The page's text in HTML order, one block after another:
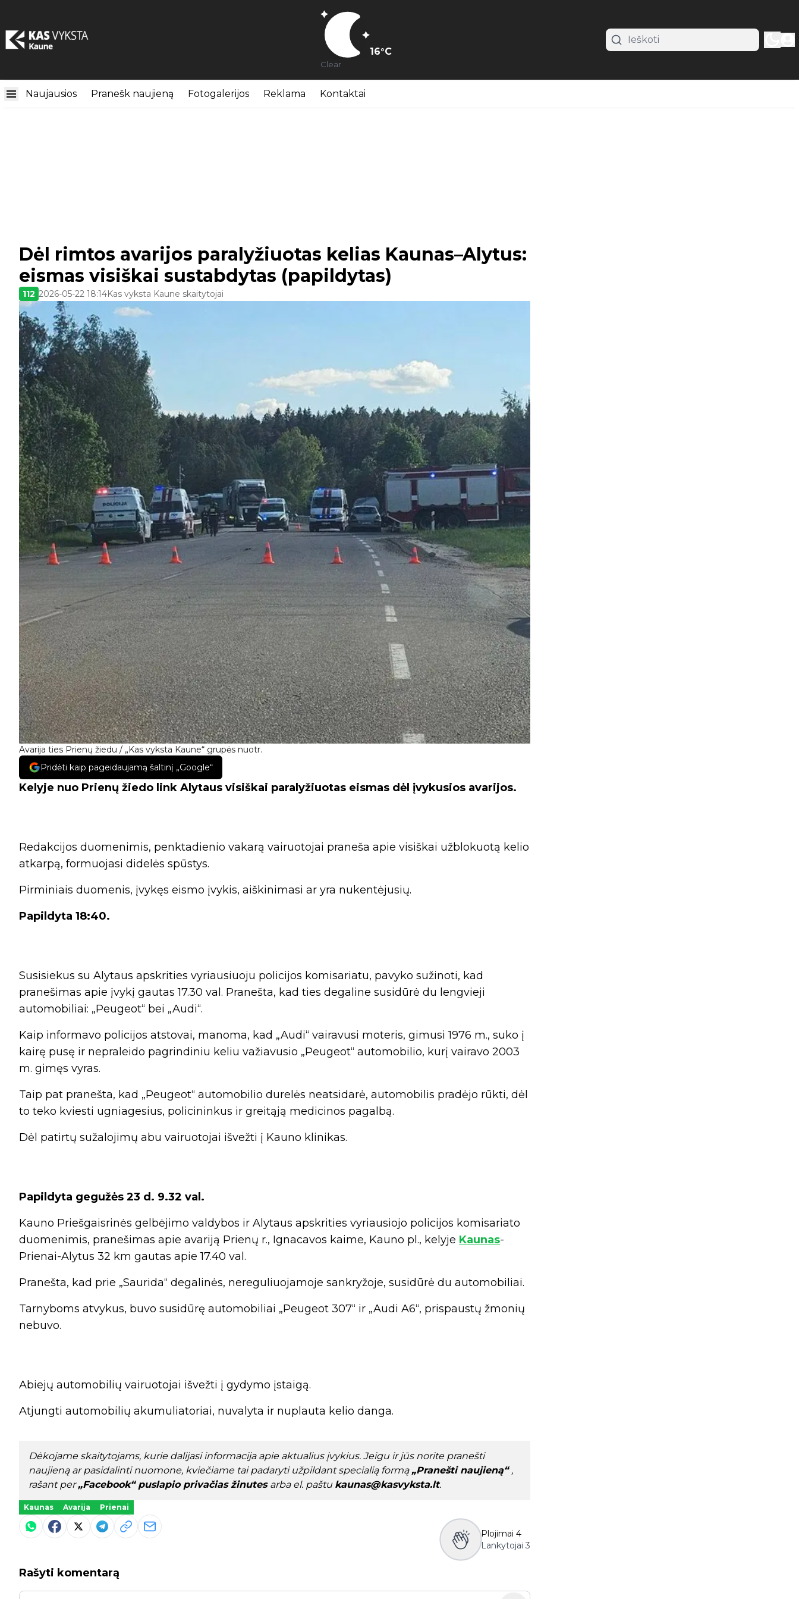
16°C
Clear
Naujausios Pranešk naujieną Fotogalerijos Reklama Kontaktai
Avarija ties Prienų žiedu / „Kas vyksta Kaune“ grupės nuotr.
Dėl rimtos avarijos paralyžiuotas kelias Kaunas–Alytus:
eismas visiškai sustabdytas (papildytas)
112 2026-05-22 18:14Kas vyksta Kaune skaitytojai
Pridėti kaip pageidaujamą šaltinį „Google“
Kelyje nuo Prienų žiedo link Alytaus visiškai paralyžiuotas eismas dėl įvykusios avarijos.
Redakcijos duomenimis, penktadienio vakarą vairuotojai praneša apie visiškai užblokuotą kelio
atkarpą, formuojasi didelės spūstys.
Pirminiais duomenis, įvykęs eismo įvykis, aiškinimasi ar yra nukentėjusių.
Papildyta 18:40.
Susisiekus su Alytaus apskrities vyriausiuoju policijos komisariatu, pavyko sužinoti, kad
pranešimas apie įvykį gautas 17.30 val. Pranešta, kad ties degaline susidūrė du lengvieji
automobiliai: „Peugeot“ bei „Audi“.
Kaip informavo policijos atstovai, manoma, kad „Audi“ vairavusi moteris, gimusi 1976 m., suko į
kairę pusę ir nepraleido pagrindiniu keliu važiavusio „Peugeot“ automobilio, kurį vairavo 2003
m. gimęs vyras.
Taip pat pranešta, kad „Peugeot“ automobilio durelės neatsidarė, automobilis pradėjo rūkti, dėl
to teko kviesti ugniagesius, policininkus ir greitąją medicinos pagalbą.
Dėl patirtų sužalojimų abu vairuotojai išvežti į Kauno klinikas.
Papildyta gegužės 23 d. 9.32 val.
Kauno Priešgaisrinės gelbėjimo valdybos ir Alytaus apskrities vyriausiojo policijos komisariato
duomenimis, pranešimas apie avariją Prienų r., Ignacavos kaime, Kauno pl., kelyje Kaunas-
Prienai-Alytus 32 km gautas apie 17.40 val.
Pranešta, kad prie „Saurida“ degalinės, nereguliuojamoje sankryžoje, susidūrė du automobiliai.
Tarnyboms atvykus, buvo susidūrę automobiliai „Peugeot 307“ ir „Audi A6“, prispaustų žmonių
nebuvo.
Abiejų automobilių vairuotojai išvežti į gydymo įstaigą.
Atjungti automobilių akumuliatoriai, nuvalyta ir nuplauta kelio danga.
Dėkojame skaitytojams, kurie dalijasi informacija apie aktualius įvykius. Jeigu ir jūs norite pranešti
naujieną ar pasidalinti nuomone, kviečiame tai padaryti užpildant specialią formą „Pranešti naujieną“ ,
rašant per„Facebook“ puslapio privačias žinutes arba el. paštu kaunas@kasvyksta.lt.
Kaunas Avarija Prienai
Plojimai 4
Lankytojai 3
Rašyti komentarą